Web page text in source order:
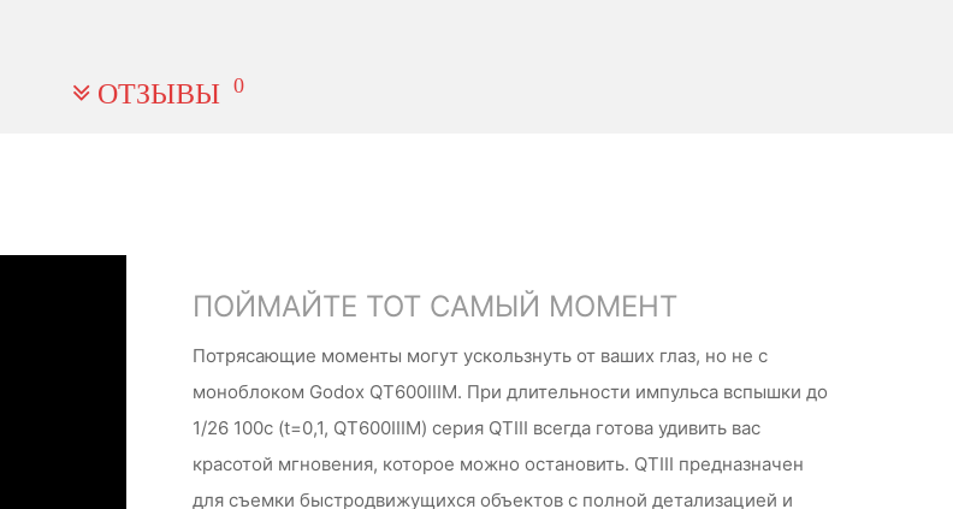
ОТЗЫВЫ 0
ПОЙМАЙТЕ ТОТ САМЫЙ МОМЕНТ
Потрясающие моменты могут ускользнуть от ваших глаз, но не с
моноблоком Godox QT600IIIM. При длительности импульса вспышки до
1/26 100с (t=0,1, QT600IIIM) серия QTIII всегда готова удивить вас
красотой мгновения, которое можно остановить. QTIII предназначен
для съемки быстродвижущихся объектов с полной детализацией и